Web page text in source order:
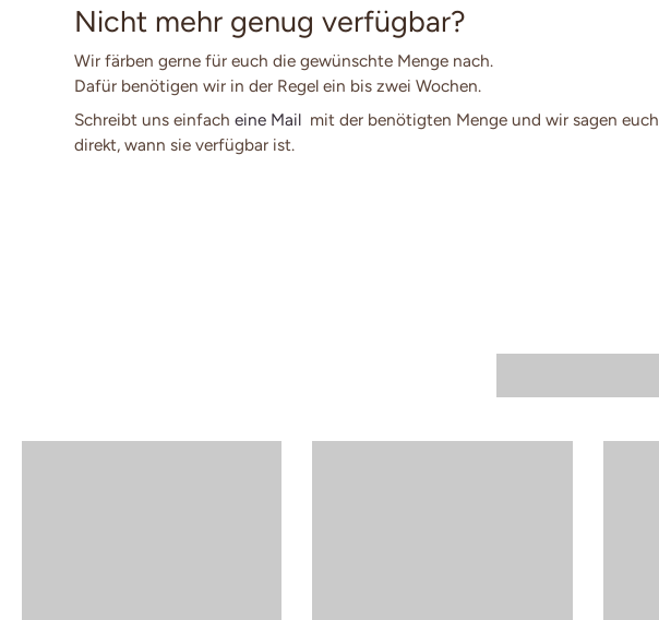
Nicht mehr genug verfügbar?
Wir färben gerne für euch die gewünschte Menge nach.
Dafür benötigen wir in der Regel ein bis zwei Wochen.
Schreibt uns einfach eine Mail mit der benötigten Menge und wir sagen euch
direkt, wann sie verfügbar ist.